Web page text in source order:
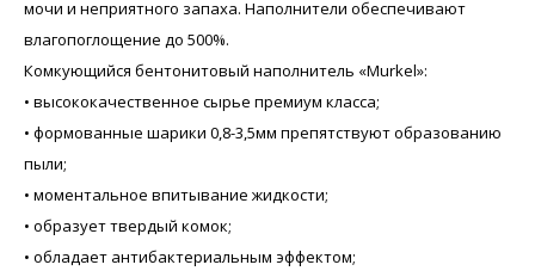
мочи и неприятного запаха. Наполнители обеспечивают
влагопоглощение до 500%.
Комкующийся бентонитовый наполнитель «Murkel»:
• высококачественное сырье премиум класса;
• формованные шарики 0,8-3,5мм препятствуют образованию
пыли;
• моментальное впитывание жидкости;
• образует твердый комок;
• обладает антибактериальным эффектом;